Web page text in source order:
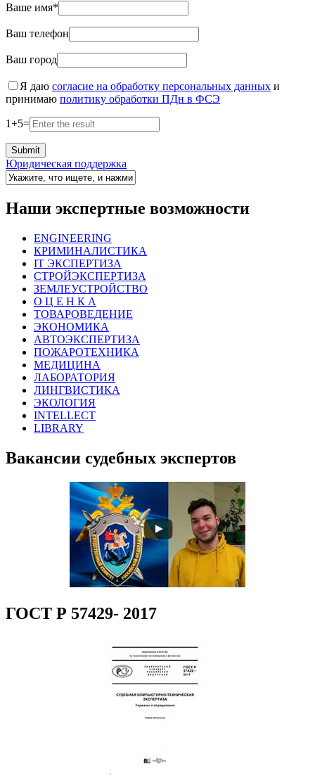
Ваше имя*
Ваш телефон
Ваш город
Я даю согласие на обработку персональных данных и
принимаю политику обработки ПДн в ФСЭ
1+5=
Юридическая поддержка
Наши экспертные возможности
ENGINEERING
КРИМИНАЛИСТИКА
IT ЭКСПЕРТИЗА
СТРОЙЭКСПЕРТИЗА
ЗЕМЛЕУСТРОЙСТВО
О Ц Е Н К А
ТОВАРОВЕДЕНИЕ
ЭКОНОМИКА
АВТОЭКСПЕРТИЗА
ПОЖАРОТЕХНИКА
МЕДИЦИНА
ЛАБОРАТОРИЯ
ЛИНГВИСТИКА
ЭКОЛОГИЯ
INTELLECT
LIBRARY
Вакансии судебных экспертов
ГОСТ Р 57429- 2017